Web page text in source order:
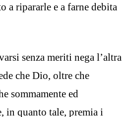
a ripararle e a farne debita
senza meriti nega l’altra
che Dio, oltre che
sommamente ed
in quanto tale, premia i